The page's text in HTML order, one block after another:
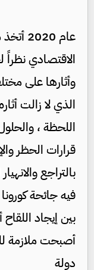
عام
الاقتصادي نظراً
وأثارها على
الذي لا زالت
اللحظة ،
قرارات الحظر
بالتراجع
فيه جائحة
بين إيجاد
أصبحت ملازمة
دولة